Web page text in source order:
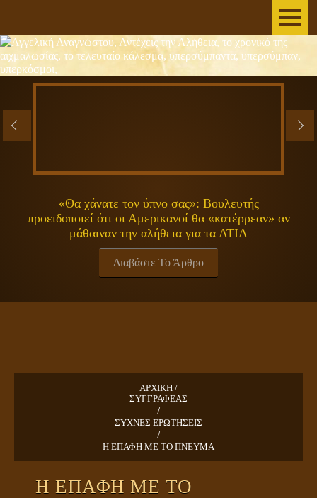
«Θα χάνατε τον ύπνο σας»: Βουλευτής
προειδοποιεί ότι οι Αμερικανοί θα «κατέρρεαν» αν
μάθαιναν την αλήθεια για τα ΑΤΙΑ
Διαβάστε Το Άρθρο
AΡΧΙΚΗ
ΑΝΕΞΗΓΗΤΑ
ΕΠΙΣΤΗΜΗ&ΔΙΑΣΤΗΜΑ
ΠΝΕΥΜΑΤΙΚΟΤΗΤΑ
ΕΚΠΟΜΠΕΣ
ΓΕΝΙΚΑ
ΕΥΑΓΓΕΛΙΑ
ΚΛΕΙΔΙΑ
ΑΡΧΙΚΗ /
ΣΥΓΓΡΑΦΕΑΣ
/
ΣΥΧΝΕΣ ΕΡΩΤΗΣΕΙΣ
/
Η ΕΠΑΦΗ ΜΕ ΤΟ ΠΝΕΥΜΑ
Η ΕΠΑΦΗ ΜΕ ΤΟ